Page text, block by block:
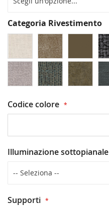
Categoria Rivestimento
Codice colore
Illuminazione sottopianale
Supporti